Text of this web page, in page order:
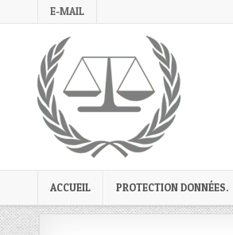
to
E-MAIL
ACCUEIL PROTECTION DONNÉES.